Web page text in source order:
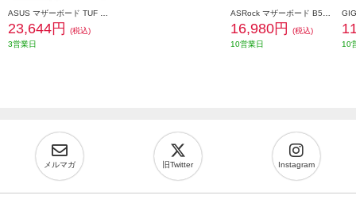
ASUS マザーボード TUF Gaming【Intel/B760/ATX/WIFI/DDR4/LGA1700】 TUF-GAMING-B760-PLUS-WIFI-D4
23,644円
(税込)
3営業日
ASRock マザーボード B550 Rock WiFi B550-Rock-WiFi
16,980円
(税込)
10営業日
10
メルマガ 旧Twitter Instagram